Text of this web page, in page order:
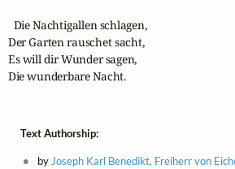
  Die Nachtigallen schlagen,
Der Garten rauschet sacht,
Es will dir Wunder sagen,
Die wunderbare Nacht.
Text Authorship:
by Joseph Karl Benedikt, Freiherr von